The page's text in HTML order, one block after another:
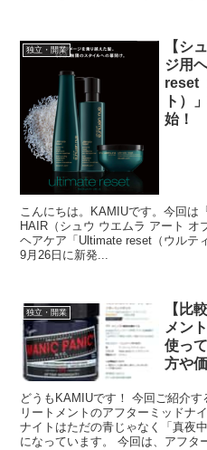
独立・開業
【シ
ジ用
reset
ト）
始！
こんにちは。KAMIUです。今回は
HAIR（シュウ ウエムラ アート オ
ヘアケア「Ultimate reset（ウルテ
9月26日に新発...
独立・開業
【比
メン
使っ
方や
どうもKAMIUです！ 今回ご紹介
リートメントのアフターミッドナ
ナイトはただの青じゃなく「真夜
になっています。 今回は、アフタ